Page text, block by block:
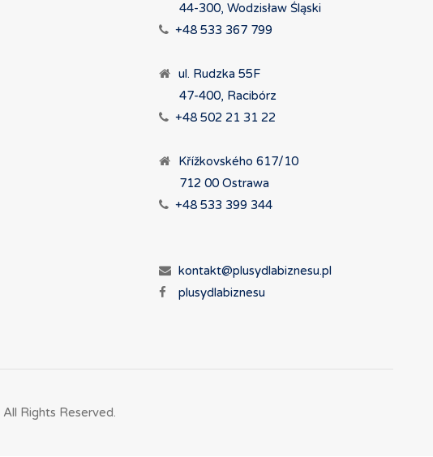
44-300, Wodzisław Śląski
+48 533 367 799
ul. Rudzka 55F
47-400, Racibórz
+48 502 21 31 22
Křížkovského 617/10
712 00 Ostrawa
+48 533 399 344
kontakt@plusydlabiznesu.pl
plusydlabiznesu
All Rights Reserved.